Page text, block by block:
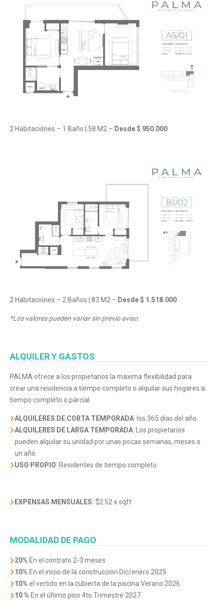
2 Habitaciónes – 1 Baño | 58 M2 – Desde $ 950.000
2 Habitaciónes – 2 Baños | 83 M2 – Desde $ 1.518.000
*Los valores pueden variar sin previo aviso.
ALQUILER Y GASTOS
PALMA ofrece a los propietarios la máxima flexibilidad para
crear una residencia a tiempo completo o alquilar sus hogares a
tiempo completo o parcial.
ALQUILERES DE CORTA TEMPORADA: los 365 días del año.
ALQUILERES DE LARGA TEMPORADA: Los propietarios
pueden alquilar su unidad por unas pocas semanas, meses o
un año.
USO PROPIO: Residentes de tiempo completo.
EXPENSAS MENSUALES: $2.52 x sqft
MODALIDAD DE PAGO
20% En el contrato 2-3 meses
10% En el inicio de la construcción Dic/enero 2025
10% el vertido en la cubierta de la piscina Verano 2026
10 % En el último piso 4to Trimestre 2027